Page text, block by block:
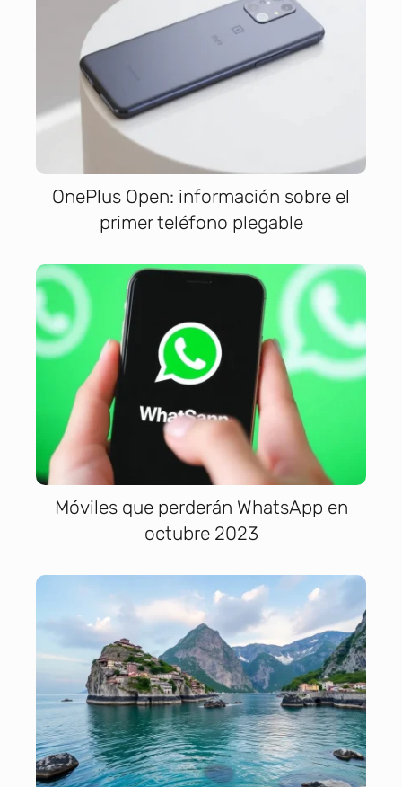
OnePlus Open: información sobre el
primer teléfono plegable
Móviles que perderán WhatsApp en
octubre 2023